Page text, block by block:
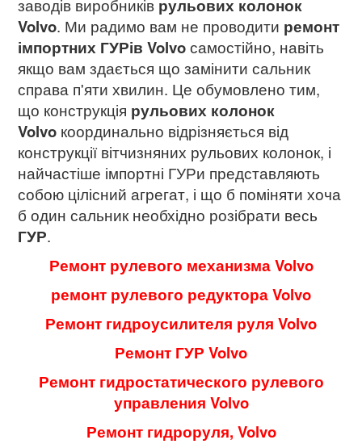
заводів виробників рульових колонок
Volvo. Ми радимо вам не проводити ремонт
імпортних ГУРів Volvoсамостійно, навіть
якщо вам здається що замінити сальник
справа п'яти хвилин. Це обумовлено тим,
що конструкція рульових колонок
Volvo координально відрізняється від
конструкції вітчизняних рульових колонок, і
найчастіше імпортні ГУРи представляють
собою цілісний агрегат, і що б поміняти хоча
б один сальник необхідно розібрати весь
ГУР.
Ремонт рулевого механизма Volvo
ремонт рулевого редуктора Volvo
Ремонт гидроусилителя руля Volvo
Ремонт ГУР Volvo
Ремонт гидростатического рулевого
управления Volvo
Ремонт гидроруля, Volvo